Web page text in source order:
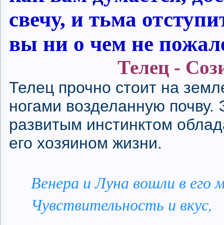
свечу, и тьма
вы ни о чем не
Телец -
Телец прочно стоит на
ногами возделанную почву.
развитым инстинктом
его хозяином жизни.
Венера и Луна вошли в его
Чувствительность и вкус,